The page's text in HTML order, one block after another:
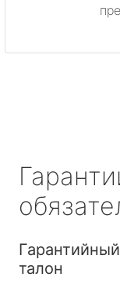
Гарантийный
талон